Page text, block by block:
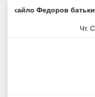
батьки: що відомо про
Чт.